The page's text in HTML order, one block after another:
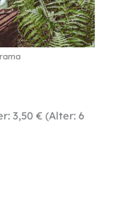
3,50 € (Alter: 6